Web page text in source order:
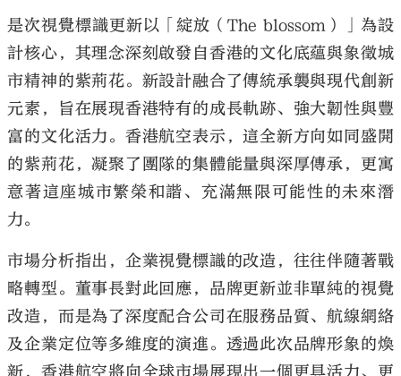
是次視覺標識更新以「綻放（The blossom）」為設
計核心，其理念深刻啟發自香港的文化底蘊與象徵城
市精神的紫荊花。新設計融合了傳統承襲與現代創新
元素，旨在展現香港特有的成長軌跡、強大韌性與豐
富的文化活力。香港航空表示，這全新方向如同盛開
的紫荊花，凝聚了團隊的集體能量與深厚傳承，更寓
意著這座城市繁榮和諧、充滿無限可能性的未來潛
力。
市場分析指出，企業視覺標識的改造，往往伴隨著戰
略轉型。董事長對此回應，品牌更新並非單純的視覺
改造，而是為了深度配合公司在服務品質、航線網絡
及企業定位等多維度的演進。透過此次品牌形象的煥
新，香港航空將向全球市場展現出一個更具活力、更